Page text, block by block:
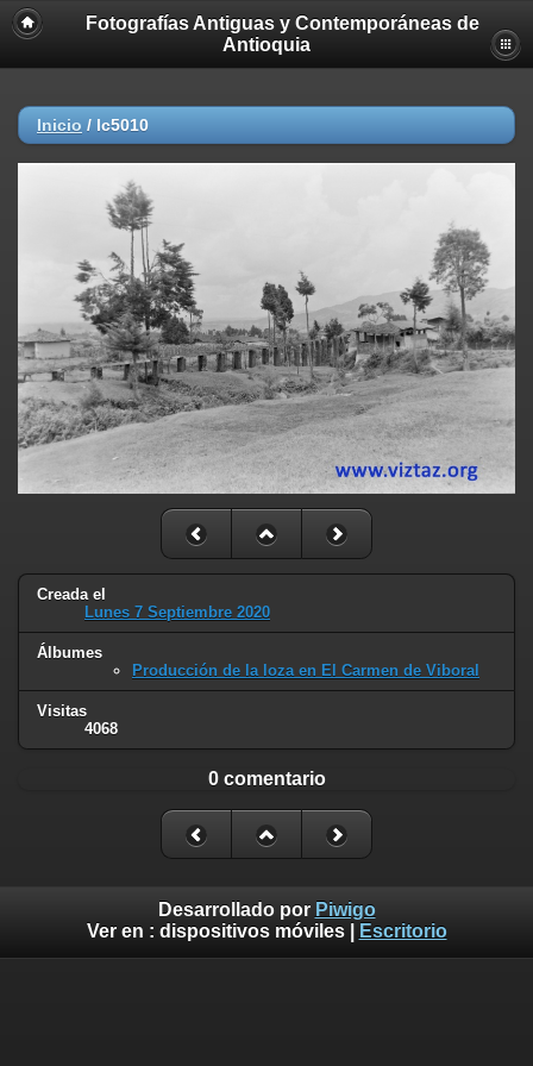
Fotografías Antiguas y Contemporáneas de
Antioquia
Inicio / lc5010
Creada el
Lunes 7 Septiembre 2020
Álbumes
Producción de la loza en El Carmen de Viboral
Visitas
4068
0 comentario
Desarrollado por Piwigo
Ver en : dispositivos móviles| Escritorio